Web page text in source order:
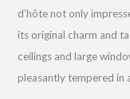
d’hôte not only
its original charm and
ceilings and large
pleasantly tempered in